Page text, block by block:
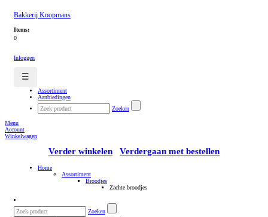
Bakkerij Koopmans
Items:
0
Inloggen
☰
Assortiment
Aanbiedingen
Zoeken
Menu
Account
Winkelwagen
Verder winkelen Verdergaan met bestellen
Home
Assortiment
Broodjes
Zachte broodjes
Zoeken